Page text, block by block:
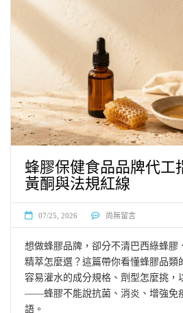
蜂膠保健食品品牌代工
黃酮與法規紅線
07/25, 2026 尚無留言
想做蜂膠品牌，卻分不清巴西綠蜂膠
精萃怎麼選？這篇帶你看懂蜂膠品類
容易灌水的成分規格、劑型怎麼挑，
——蜂膠不能說抗菌、消炎、增強免
語。